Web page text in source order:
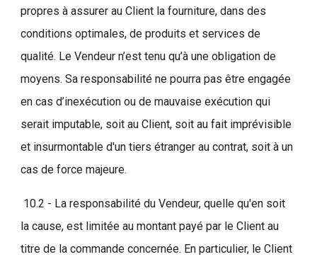
propres à assurer au Client la fourniture, dans des
conditions optimales, de produits et services de
qualité. Le Vendeur n’est tenu qu’à une obligation de
moyens. Sa responsabilité ne pourra pas être engagée
en cas d’inexécution ou de mauvaise exécution qui
serait imputable, soit au Client, soit au fait imprévisible
et insurmontable d'un tiers étranger au contrat, soit à un
cas de force majeure.
10.2 - La responsabilité du Vendeur, quelle qu'en soit
la cause, est limitée au montant payé par le Client au
titre de la commande concernée. En particulier, le Client